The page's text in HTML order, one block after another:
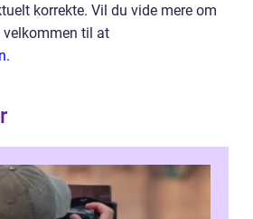
korrekte. Vil du vide mere om
velkommen til at